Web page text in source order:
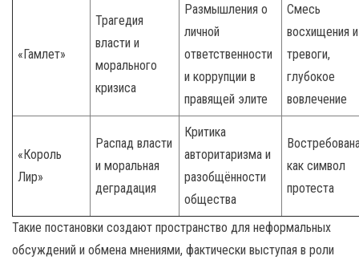
«Гамлет»
Трагедия
власти и
морального
кризиса
Размышления о
личной
ответственности
и коррупции в
правящей элите
Смесь
восхищения и
тревоги,
глубокое
вовлечение
«Король
Лир»
Распад власти
и моральная
деградация
Критика
авторитаризма и
разобщённости
общества
как символ
протеста
Такие постановки создают пространство для неформальных
обсуждений и обмена мнениями, фактически выступая в роли